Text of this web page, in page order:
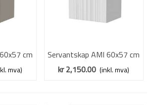
cm
dører
mva)
Servantskap AMI 60x57 cm
- hvit matt - 2 dører
kr 2,150.00 (inkl. mva)